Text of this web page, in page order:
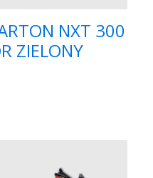
NXT 300
ZIELONY